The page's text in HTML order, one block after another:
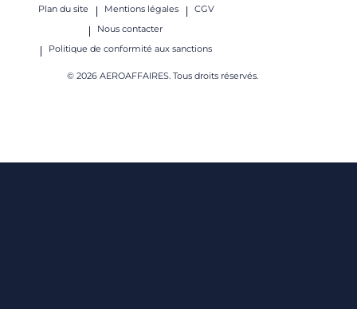
Plan du site Mentions légales
CGV
Nous contacter
Politique de conformité aux sanctions
© 2026 AEROAFFAIRES. Tous droits réservés.